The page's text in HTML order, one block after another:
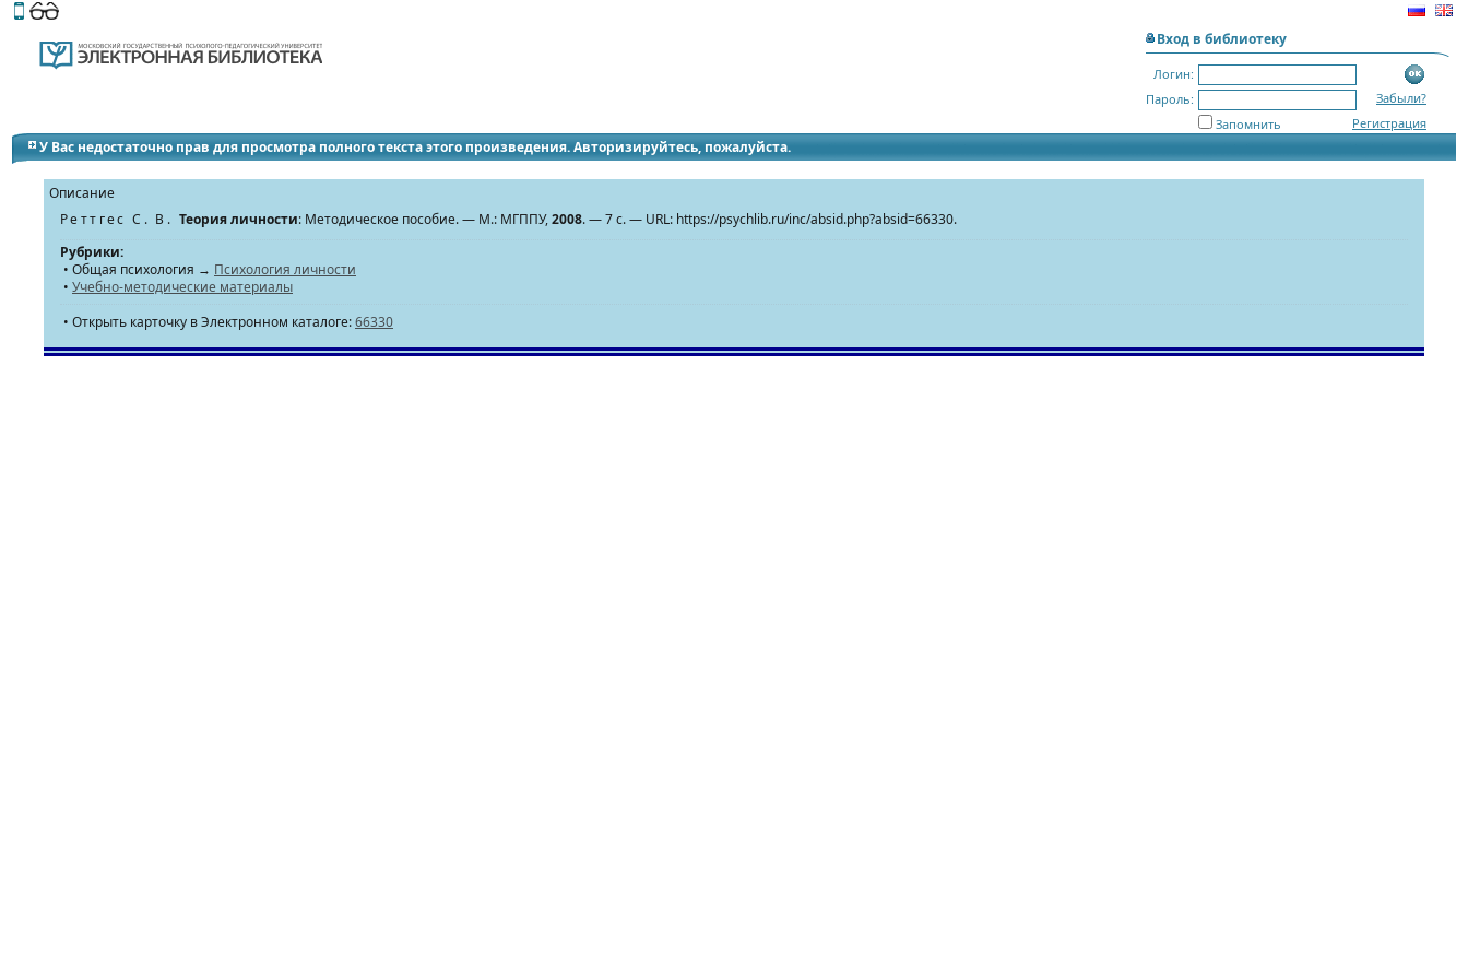
Этот сайт поддерживает
Вход в библиотеку
Логин:
Пароль:
Забыли?
Регистрация
Запомнить
У Вас недостаточно прав для просмотра полного текста этого произведения. Авторизируйтесь, пожалуйста.
Описание
Реттгес С. В. Теория личности: Методическое пособие. — М.: МГППУ,2008. — 7 с. — URL: https://psychlib.ru/inc/absid.php?absid=66330.
Рубрики:
• Общая психология → Психология личности
• Учебно-методические материалы
• Открыть карточку в Электронном каталоге:66330